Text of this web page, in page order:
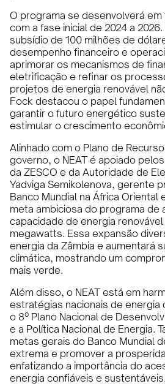
O programa se desenvolverá
com a fase inicial de 2024 a
subsídio de 100 milhões de
desempenho financeiro e
aprimorar os mecanismos de
eletrificação e refinar os
projetos de energia renovável
Fock destacou o papel
garantir o futuro energético
estimular o crescimento
Alinhado com o Plano de
governo, o NEAT é apoiado
da ZESCO e da Autoridade de
Yadviga Semikolenova, gerente
Banco Mundial na África Oriental
meta ambiciosa do programa de
capacidade de energia renovável
megawatts. Essa expansão
energia da Zâmbia e aumentará
climática, mostrando um
mais verde.
Além disso, o NEAT está em
estratégias nacionais de energia
o 8º Plano Nacional de
e a Política Nacional de Energia.
metas gerais do Banco Mundial
extrema e promover a
enfatizando a importância do
energia confiáveis e sustentáveis.